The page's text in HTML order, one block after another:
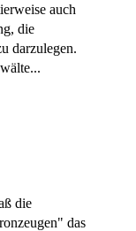
auch
die
darzulegen.
die
das